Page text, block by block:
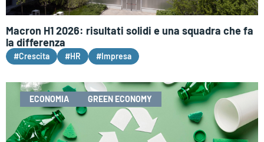
Macron H1 2026: risultati solidi e una squadra che fa
la differenza
#Crescita #HR #Impresa
ECONOMIA GREEN ECONOMY